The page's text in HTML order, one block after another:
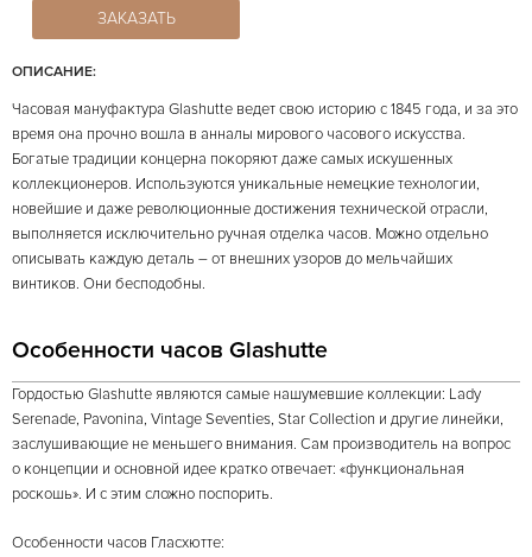
ЗАКАЗАТЬ
ОПИСАНИЕ:
Часовая мануфактура Glashutte ведет свою историю с 1845 года, и за это
время она прочно вошла в анналы мирового часового искусства.
Богатые традиции концерна покоряют даже самых искушенных
коллекционеров. Используются уникальные немецкие технологии,
новейшие и даже революционные достижения технической отрасли,
выполняется исключительно ручная отделка часов. Можно отдельно
описывать каждую деталь – от внешних узоров до мельчайших
винтиков. Они бесподобны.
Особенности часов Glashutte
Гордостью Glashutte являются самые нашумевшие коллекции: Lady
Serenade, Pavonina, Vintage Seventies, Star Collection и другие линейки,
заслушивающие не меньшего внимания. Сам производитель на вопрос
о концепции и основной идее кратко отвечает: «функциональная
роскошь». И с этим сложно поспорить.
Особенности часов Гласхютте: